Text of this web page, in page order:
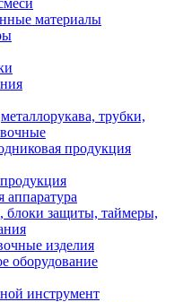
материалы
трубки,
продукция
аппаратура
блоки защиты, таймеры,
изделия
оборудование
инструмент